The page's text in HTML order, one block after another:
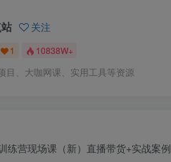
关注
1 10838W+
目、大咖网课、实用工具等资源
练营现场课（新）直播带货+实战案例